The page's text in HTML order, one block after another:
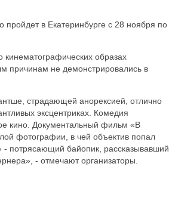
пройдет в Екатеринбурге с 28 ноября по
образах
причинам не демонстрировались в
страдающей анорексией, отлично
эксцентриках. Комедия
кино. Документальный фильм «В
фотографии, в чей объектив попал
- потрясающий байопик, рассказывавший
- отмечают организаторы.